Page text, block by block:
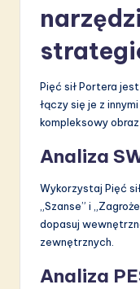
Pięć sił Portera
łączy się je z
kompleksowy
Analiza
Wykorzystaj Pięć
„Szanse” i
dopasuj
zewnętrznych.
Analiza